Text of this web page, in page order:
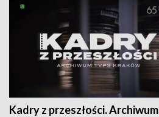
Kadry z przeszłości. Archiwum